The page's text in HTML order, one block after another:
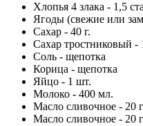
Хлопья 4 злака - 1,5
Ягоды (свежие или
Сахар - 40 г.
Сахар тростниковый -
Соль - щепотка
Корица - щепотка
Яйцо - 1 шт.
Молоко - 400 мл.
Масло сливочное - 20
Масло сливочное - 20